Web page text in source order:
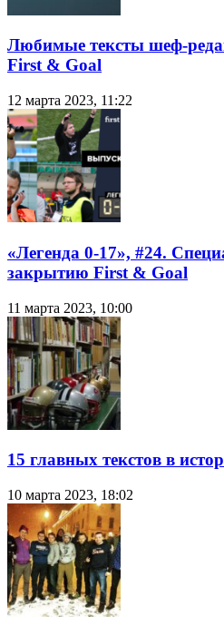
Любимые тексты шеф-
First & Goal
12 марта 2023, 11:22
«Легенда 0-17», #24.
закрытию First & Goal
11 марта 2023, 10:00
15 главных текстов в
10 марта 2023, 18:02